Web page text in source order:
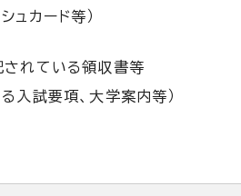
ュカード等）
されている領収書等
入試要項、大学案内等）